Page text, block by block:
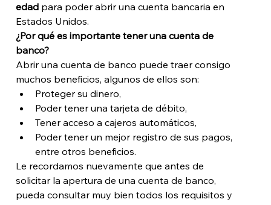
edad para poder abrir una cuenta bancaria en
Estados Unidos.
¿Por qué es importante tener una cuenta de
banco?
Abrir una cuenta de banco puede traer consigo
muchos beneficios, algunos de ellos son:
Proteger su dinero,
Poder tener una tarjeta de débito,
Tener acceso a cajeros automáticos,
Poder tener un mejor registro de sus pagos,
entre otros beneficios.
Le recordamos nuevamente que antes de
solicitar la apertura de una cuenta de banco,
pueda consultar muy bien todos los requisitos y